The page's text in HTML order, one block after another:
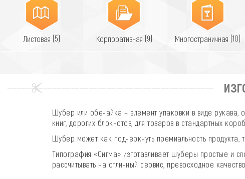
Листовая (5) Корпоративная (9) Многостраничная (10)
Шубер или обечайка – элемент упаковки в виде рукава,
книг, дорогих блокнотов, для товаров в стандартных
Шубер может как подчеркнуть премиальность продукта,
Типография «Сигма» изготавливает шуберы простые и
рассчитывать на отличный сервис, превосходное